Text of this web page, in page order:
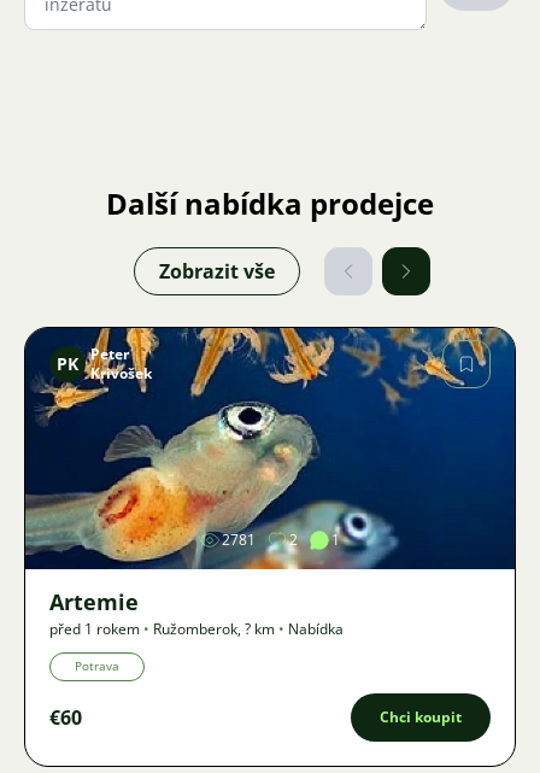
Další nabídka prodejce
Zobrazit vše
Obrázek
PK Peter
Krivošek
2781 2 1
Artemie
před 1 rokem • Ružomberok,? km • Nabídka
Potrava
€60 Chci koupit